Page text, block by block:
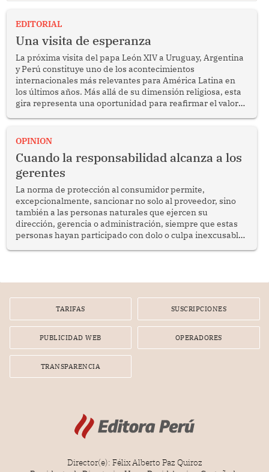
EDITORIAL
Una visita de esperanza
La próxima visita del papa León XIV a Uruguay, Argentina
y Perú constituye uno de los acontecimientos
internacionales más relevantes para América Latina en
los últimos años. Más allá de su dimensión religiosa, esta
gira representa una oportunidad para reafirmar el valor
enfrenta desafíos en materia de desarrollo, cohesión
OPINION
Cuando la responsabilidad alcanza a los
gerentes
La norma de protección al consumidor permite,
excepcionalmente, sancionar no solo al proveedor, sino
también a las personas naturales que ejercen su
dirección, gerencia o administración, siempre que estas
personas hayan participado con dolo o culpa inexcusable
por la frustrada realización de un meet and greet con
TARIFAS SUSCRIPCIONES
PUBLICIDAD WEB OPERADORES
TRANSPARENCIA
Director(e): Félix Alberto Paz Quiroz